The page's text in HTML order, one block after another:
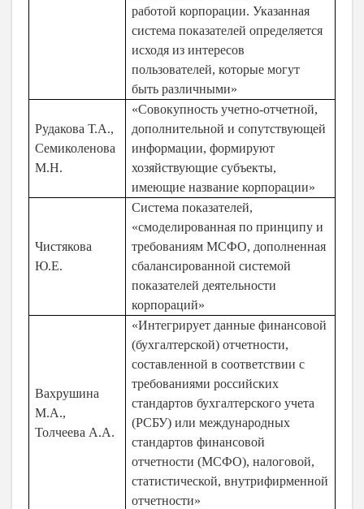
работой корпорации. Указанная
система показателей определяется
исходя из интересов
пользователей, которые могут
быть различными»
Рудакова Т.А.,
Семиколенова
М.Н.
«Совокупность учетно-отчетной,
дополнительной и сопутствующей
информации, формируют
хозяйствующие субъекты,
имеющие название корпорации»
Чистякова
Ю.Е.
Система показателей,
«смоделированная по принципу и
требованиям МСФО, дополненная
сбалансированной системой
показателей деятельности
корпораций»
Вахрушина
М.А.,
Толчеева А.А.
«Интегрирует данные финансовой
(бухгалтерской) отчетности,
составленной в соответствии с
требованиями российских
стандартов бухгалтерского учета
(РСБУ) или международных
стандартов финансовой
отчетности (МСФО), налоговой,
статистической, внутрифирменной
отчетности»